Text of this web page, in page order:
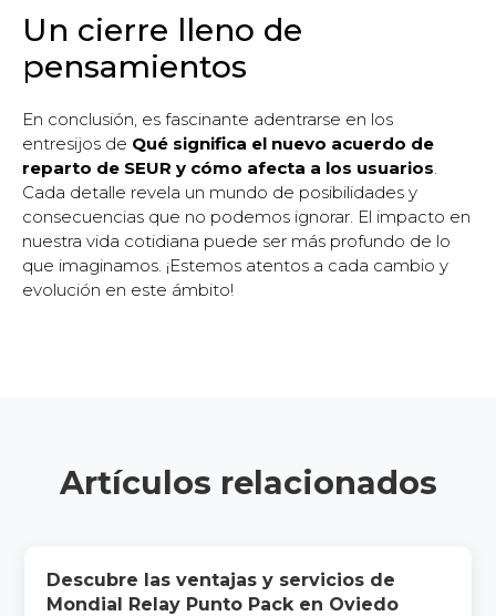
Un cierre lleno de
pensamientos
En conclusión, es fascinante adentrarse en los
entresijos de Qué significa el nuevo acuerdo de
reparto de SEUR y cómo afecta a los usuarios
Cada detalle revela un mundo de posibilidades y
consecuencias que no podemos ignorar. El impacto en
nuestra vida cotidiana puede ser más profundo de lo
que imaginamos. ¡Estemos atentos a cada cambio y
evolución en este ámbito!
Artículos relacionados
Descubre las ventajas y servicios de
Mondial Relay Punto Pack en Oviedo